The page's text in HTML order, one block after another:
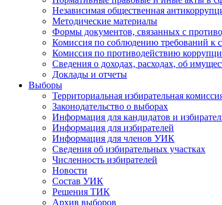
Независимая общественная
Методические материалы
Формы документов, связанных с
Комиссия по соблюдению требований к
Комиссия по противодействию
Сведения о доходах, расходах, об
Доклады и отчеты
Выборы
Территориальная избирательная
Законодательство о выборах
Информация для кандидатов и
Информация для избирателей
Информация для членов УИК
Сведения об избирательных участках
Численность избирателей
Новости
Состав УИК
Решения ТИК
Архив выборов